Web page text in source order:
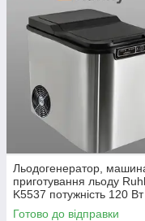
Льодогенератор,
приготування льоду
K5537 потужність 120 Вт
льоду
Готово до відправки